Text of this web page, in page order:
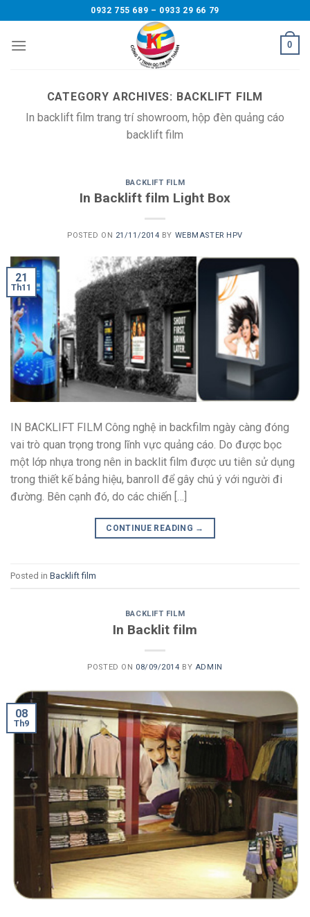
to
content
0932 755 689 – 0933 29 66 79
0
CATEGORY ARCHIVES: BACKLIFT FILM
In backlift film trang trí showroom, hộp đèn quảng cáo
backlift film
BACKLIFT FILM
In Backlift film Light Box
POSTED ON 21/11/2014 BY WEBMASTER HPV
21
Th11
IN BACKLIFT FILM Công nghệ in backfilm ngày càng đóng
vai trò quan trọng trong lĩnh vực quảng cáo. Do được bọc
một lớp nhựa trong nên in backlit film được ưu tiên sử dụng
trong thiết kế bảng hiệu, banroll để gây chú ý với người đi
đường. Bên cạnh đó, do các chiến […]
CONTINUE READING →
Posted in Backlift film
BACKLIFT FILM
In Backlit film
POSTED ON 08/09/2014 BY ADMIN
08
Th9